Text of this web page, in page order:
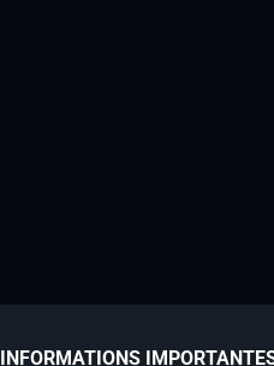
INFORMATIONS